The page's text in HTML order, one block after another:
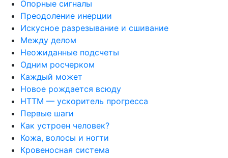
Опорные сигналы
Преодоление инерции
Искусное разрезывание и сшивание
Между делом
Неожиданные подсчеты
Одним росчерком
Каждый может
Новое рождается всюду
НТТМ — ускоритель прогресса
Первые шаги
Как устроен человек?
Кожа, волосы и ногти
Кровеносная система